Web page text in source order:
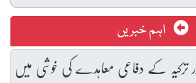
اہم خبریں
ترکیہ کے دفاعی معاہدے کی خوشی میں